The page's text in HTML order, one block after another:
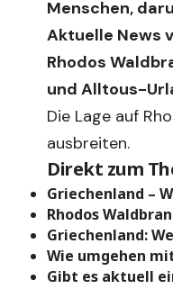
Menschen,
Aktuelle News
Rhodos
und Alltous-
Die Lage auf
ausbreiten.
Direkt zum
Griechenland –
Rhodos
Griechenland:
Wie umgehen
Gibt es aktuell